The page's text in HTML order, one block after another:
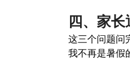
四、家
这三个问题问
我不再是暑假